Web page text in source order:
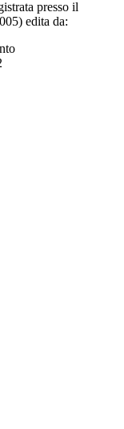
presso il
edita da: